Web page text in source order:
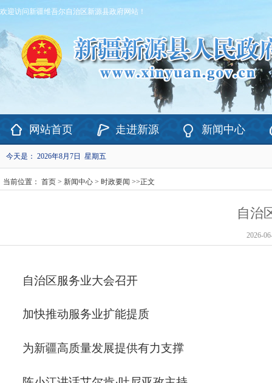
欢迎访问新疆维吾尔自治区新源县政府网站！
网站首页 走进新源 新闻中心
今天是： 2026年8月7日 星期五
当前位置： 首页 > 新闻中心 > 时政要闻 >>正文
自治
2026-
自治区服务业大会召开
加快推动服务业扩能提质
为新疆高质量发展提供有力支撑